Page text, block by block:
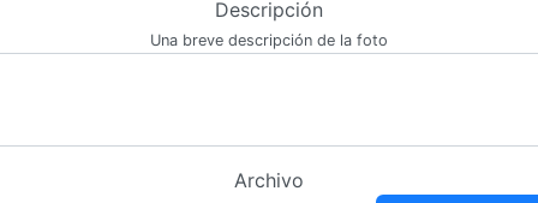
Descripción
Una breve descripción de la foto
Archivo